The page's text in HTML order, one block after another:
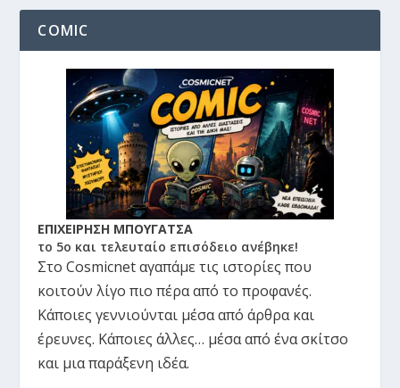
COMIC
ΕΠΙΧΕΙΡΗΣΗ ΜΠΟΥΓΑΤΣΑ
το 5ο και τελευταίο επισόδειο ανέβηκε!
Στο Cosmicnet αγαπάμε τις ιστορίες που
κοιτούν λίγο πιο πέρα από το προφανές.
Κάποιες γεννιούνται μέσα από άρθρα και
έρευνες. Κάποιες άλλες… μέσα από ένα σκίτσο
και μια παράξενη ιδέα.